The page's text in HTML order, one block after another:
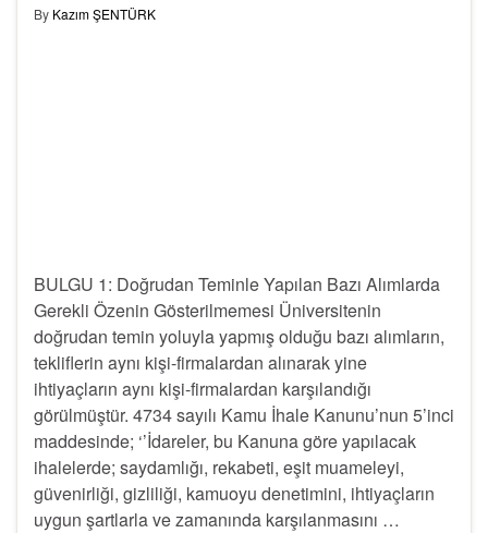
By Kazım ŞENTÜRK
BULGU 1: Doğrudan Teminle Yapılan Bazı Alımlarda
Gerekli Özenin Gösterilmemesi Üniversitenin
doğrudan temin yoluyla yapmış olduğu bazı alımların,
tekliflerin aynı kişi-firmalardan alınarak yine
ihtiyaçların aynı kişi-firmalardan karşılandığı
görülmüştür. 4734 sayılı Kamu İhale Kanunu’nun 5’inci
maddesinde; ‘’İdareler, bu Kanuna göre yapılacak
ihalelerde; saydamlığı, rekabeti, eşit muameleyi,
güvenirliği, gizliliği, kamuoyu denetimini, ihtiyaçların
uygun şartlarla ve zamanında karşılanmasını …